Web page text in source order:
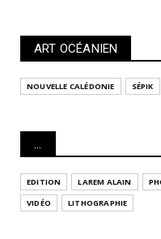
ART OCÉANIEN
NOUVELLE CALÉDONIE SÉPIK
...
EDITION LAREM ALAIN
VIDÉO
LITHOGRAPHIE